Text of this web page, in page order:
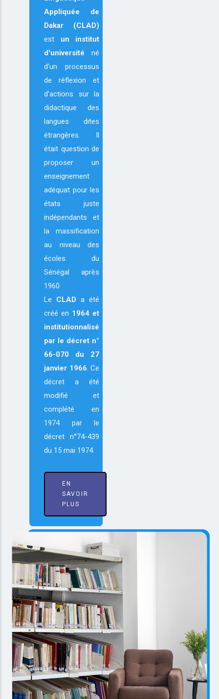
Appliquée de
Dakar (CLAD)
est un institut
d'université né
d'un processus
de réflexion et
d'actions sur la
didactique des
langues dites
étrangères. Il
était question de
proposer un
enseignement
adéquat pour les
états juste
indépendants et
la massification
au niveau des
écoles du
Sénégal après
1960
Le CLAD a été
créé en 1964 et
institutionnalisé
par le décret n°
66-070 du 27
janvier 1966. Ce
décret a été
modifié et
complété en
1974 par le
décret n°74-439
du 15 mai 1974.
EN
SAVOIR
PLUS